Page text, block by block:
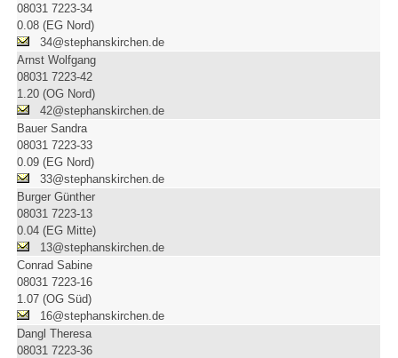
08031 7223-34
0.08 (EG Nord)
34@stephanskirchen.de
Arnst Wolfgang
08031 7223-42
1.20 (OG Nord)
42@stephanskirchen.de
Bauer Sandra
08031 7223-33
0.09 (EG Nord)
33@stephanskirchen.de
Burger Günther
08031 7223-13
0.04 (EG Mitte)
13@stephanskirchen.de
Conrad Sabine
08031 7223-16
1.07 (OG Süd)
16@stephanskirchen.de
Dangl Theresa
08031 7223-36